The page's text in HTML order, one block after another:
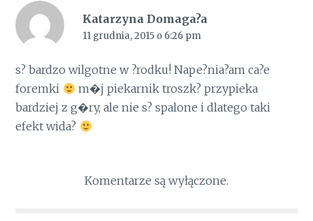
Katarzyna Domaga?a
11 grudnia, 2015 o 6:26 pm
s? bardzo wilgotne w ?rodku! Nape?nia?am ca?e
foremki
m�j piekarnik troszk? przypieka
bardziej z g�ry, ale nie s? spalone i dlatego taki
efekt wida?
Komentarze są wyłączone.